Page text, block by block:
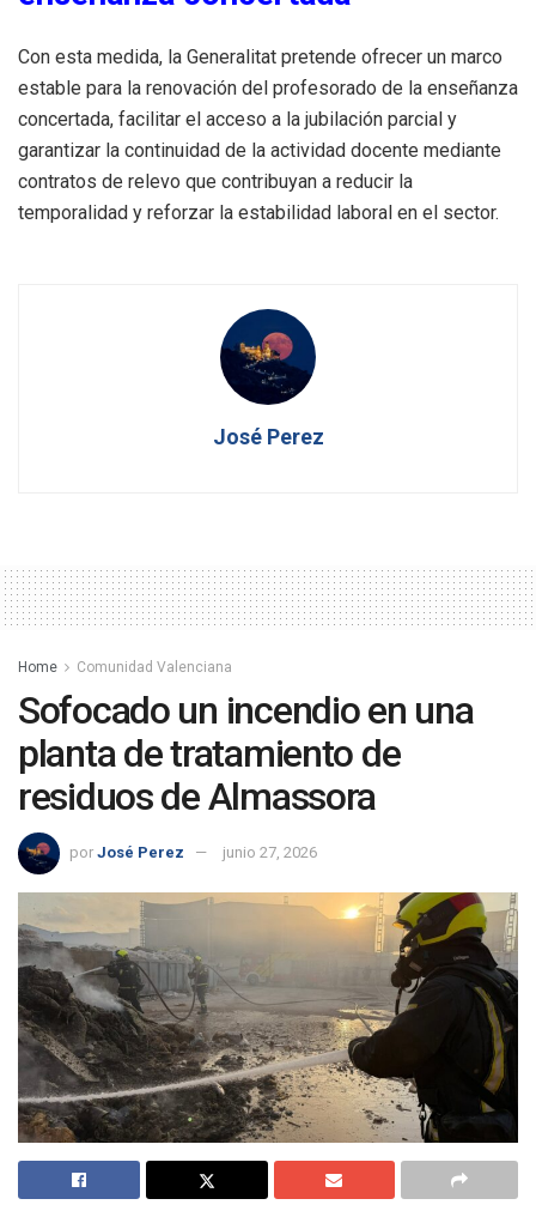
Con esta medida, la Generalitat pretende ofrecer un marco
estable para la renovación del profesorado de la enseñanza
concertada, facilitar el acceso a la jubilación parcial y
garantizar la continuidad de la actividad docente mediante
contratos de relevo que contribuyan a reducir la
temporalidad y reforzar la estabilidad laboral en el sector.
José Perez
Home Comunidad Valenciana
Sofocado un incendio en una
planta de tratamiento de
residuos de Almassora
por José Perez junio 27, 2026